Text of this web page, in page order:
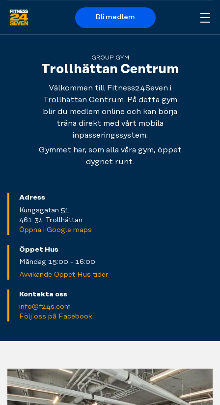
Logo
Bli medlem
GROUP GYM
Trollhättan Centrum
Välkommen till Fitness24Seven i
Trollhättan Centrum. På detta gym
blir du medlem online och kan börja
träna direkt med vårt mobila
inpasseringssystem.
Gymmet har, som alla våra gym, öppet
dygnet runt.
Adress
Kungsgatan 51
461 34 Trollhättan
Öppna i Google maps
Öppet Hus
Måndag 15:00 - 16:00
Avvikande Öppet Hus tider
Kontakta oss
info@f24s.com
Följ oss på Facebook